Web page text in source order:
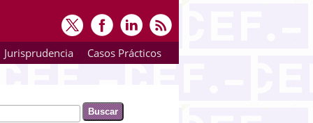
Jurisprudencia Casos Prácticos
de búsqueda